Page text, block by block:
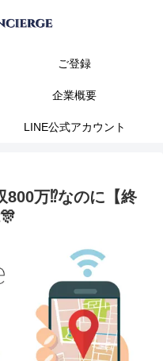
ご登録
企業概要
LINE公式アカウント
800万⁉️なのに【終